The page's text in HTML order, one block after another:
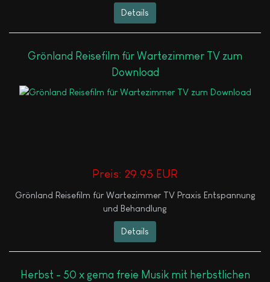
Details
Grönland Reisefilm für Wartezimmer TV zum
Download
Preis: 29.95 EUR
Grönland Reisefilm für Wartezimmer TV Praxis Entspannung
und Behandlung
Details
Herbst - 50 x gema freie Musik mit herbstlichen